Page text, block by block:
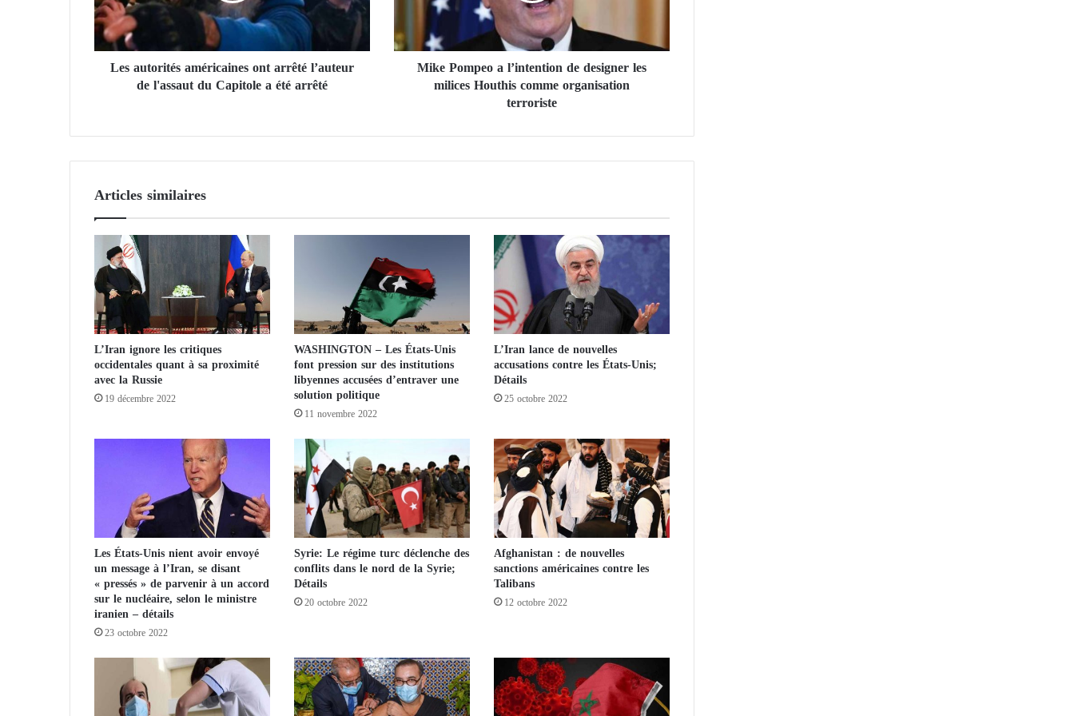
o
r
i
m
r
c
a
i
e
s
o
n
t
a
r
r
ê
é
e
u
r
d
e
l
'
a
Les autorités américaines ont arrêté l’auteur
de l'assaut du Capitole a été arrêté
p
e
i
t
t
i
n
d
e
d
e
s
i
g
r
e
s
m
i
l
i
c
u
t
h
i
Mike Pompeo a l’intention de designer les
milices Houthis comme organisation
terroriste
Articles similaires
L’Iran ignore les critiques
occidentales quant à sa proximité
avec la Russie
19 décembre 2022
WASHINGTON – Les États-Unis
font pression sur des institutions
libyennes accusées d’entraver une
solution politique
11 novembre 2022
L’Iran lance de nouvelles
accusations contre les États-Unis;
Détails
25 octobre 2022
Les États-Unis nient avoir envoyé
un message à l’Iran, se disant
« pressés » de parvenir à un accord
sur le nucléaire, selon le ministre
iranien – détails
23 octobre 2022
Syrie: Le régime turc déclenche des
conflits dans le nord de la Syrie;
Détails
20 octobre 2022
Afghanistan : de nouvelles
sanctions américaines contre les
Talibans
12 octobre 2022